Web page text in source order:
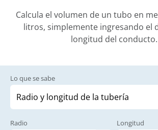
Calcula el volumen de un tubo en
litros, simplemente ingresando el
longitud del conducto.
Lo que se sabe
Radio Longitud